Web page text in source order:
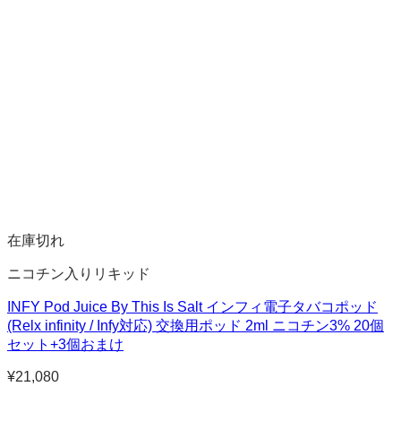
在庫切れ
ニコチン入りリキッド
INFY Pod Juice By This Is Salt インフィ電子タバコポッド
(Relx infinity / Infy対応) 交換用ポッド 2ml ニコチン3% 20個
セット+3個おまけ
¥21,080